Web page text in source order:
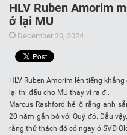
HLV Ruben Amorim
ở lại MU
December 20, 2024
HLV Ruben Amorim lên tiếng
lại thi đấu cho MU thay vì ra đi.
Marcus Rashford hé lộ rằng anh
20 năm gắn bó với Quỷ đỏ. Dẫu
rằng thử thách đó có ngay ở SVĐ